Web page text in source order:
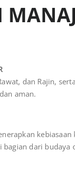
dan Rajin,
aman.
kebiasaan
dari budaya